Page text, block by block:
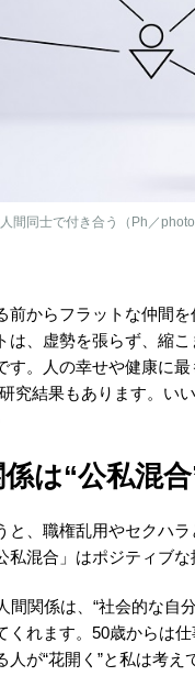
間同士で付き合う（Ph／
前からフラットな仲間
は、虚勢を張らず、縮
す。人の幸せや健康に
究結果もあります。い
係は“公私混
と、職権乱用やセクハ
私混合」はポジティブな
間関係は、“社会的な自
くれます。50歳からは
人が“花開く”と私は考え